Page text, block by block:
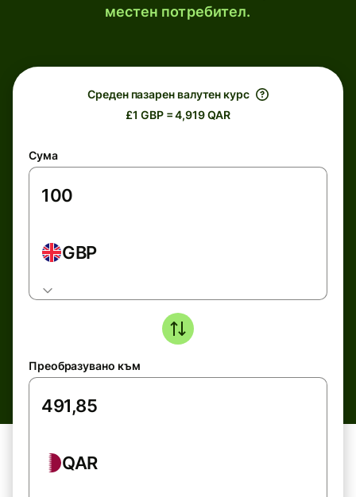
местен потребител.
Среден пазарен валутен курс
£1 GBP = 4,919 QAR
Сума
GBP
Преобразувано към
QAR